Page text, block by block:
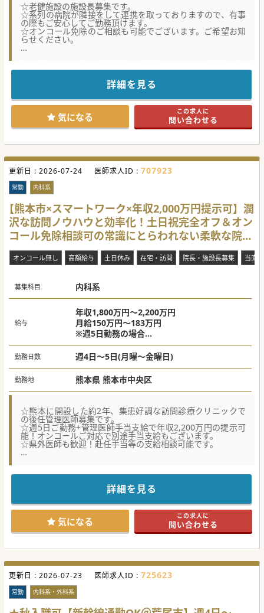
☆老健施設の施設長募集です。
☆系列の病院が隣接をして連携を取っておりますので、有事
の際もご安心してご勤務頂けます。
☆オンコール免除のご相談も可能でございます。ご希望お知
らせください。
週4日～のご勤務が可能で土日祝日はお休みでございます。
オンコールも隣接病院でお受けする事で免除のご相談も可能
自然豊かでとても和やかな環境でのご勤務となります。
ご興味ございましたらお気軽にお問合せくださいませ。
#秋入職可
詳細を見る
気になる この求人に
問い合わせる
更新日 : 2026-07-24 医師求人ID : 707923
常勤 内科系
【熊本市×スマートワーク×年収2,000万円提示可】潤
沢な訪問ノウハウと効率化！土日祝完全オフ＆オン
コール免除相談可の常識にとらわれない柔軟な院長
求人です。
オンコール無し 高額給与 土日休み 在宅・訪問 院長・施設長募集 当直
募集科目 内科系
給与
年収1,800万円～2,200万円
月給150万円～183万円
※週5日勤務の場合
※管理医師手当込(200万円/年)
※別途オンコール手当あり
勤務日数 週4日～5日(月曜～金曜日)
勤務地 熊本県 熊本市中央区
☆熊本に開設した約2年、集患好調な訪問診療クリニックで
の後任管理医師募集です。
☆週5日ご勤務+管理医師手当支給で年収2,200万円の提示可
能！オンコールご対応で別途手当支給もございます。
☆県外医師も歓迎！赴任手当等の支給相談可能です。
自家用車での通勤はもちろん遠方からの新幹線通勤も可能な
■業務の効率化を図るために最新の電子カルテシステムを導
入しており、事務作業の負担を軽減して診療活動に専念でき
る環境です。
■週5日のご勤務と管理医師手当等を合わせることで、年収
2200万円という地域内でも極めて高額な給与水準の提示が可
能です。
【募集背景】
■これまで組織を牽引してきた現在の管理医師の後任とし
て、新たに拠点長としてご就任いただける熱意ある医師を求
めております。
■開設からおよそ2年が経過し、地域住民からの信頼も厚く
集患が非常に好調に推移しており、引き続き地域のニーズに
応える診療を継続していく予定です。
■県外にお住まいの医師からのご応募も広く歓迎しており、
詳細を見る
気になる この求人に
問い合わせる
更新日 : 2026-07-23 医師求人ID : 725623
常勤 内科系・外科系